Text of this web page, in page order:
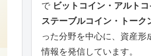
で ビットコイン・アルトコ
ステーブルコイン・トーク
った分野を中心に、資産形
情報を発信しています。